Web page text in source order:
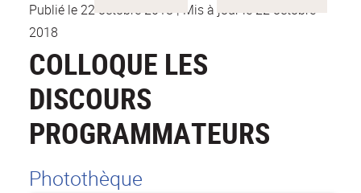
Publié le 22 octobre 2018 | Mis à jour le 22 octobre
2018
COLLOQUE LES
DISCOURS
PROGRAMMATEURS
Photothèque